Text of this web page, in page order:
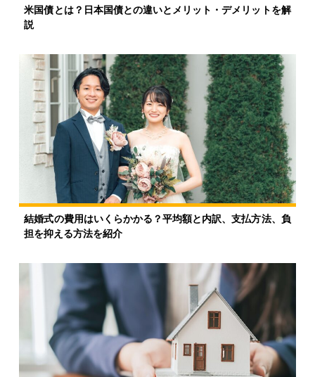
米国債とは？日本国債との違いとメリット・デメリットを解
説
結婚式の費用はいくらかかる？平均額と内訳、支払方法、負
担を抑える方法を紹介